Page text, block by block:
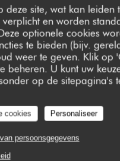
site, wat kan leiden
en worden
optionele cookies
te bieden (bijv.
weer te geven. Klik op
beheren. U kunt uw
op de sitepagina's
cookies Personaliseer
persoonsgegevens